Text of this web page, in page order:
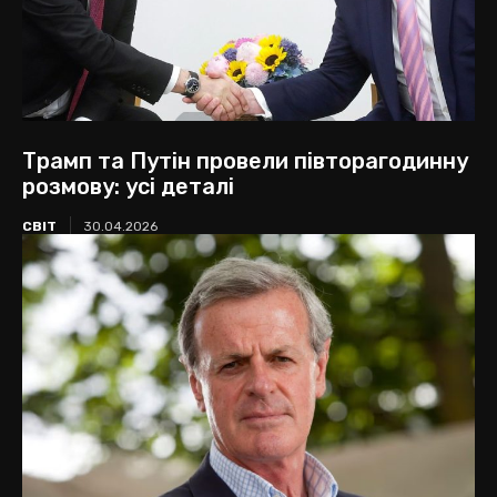
Трамп та Путін провели півторагодинну
розмову: усі деталі
СВІТ 30.04.2026